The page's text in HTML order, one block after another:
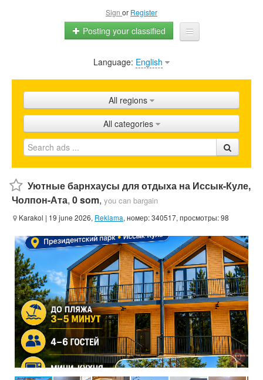
Sign or Register
Posting your classified
Home
Shops
Promotion
FAQ
Blog
Language: English
All regions
All categories
Уютные барнхаусы для отдыха на Иссык-Куле,
Чолпон-Ата, 0 som, you can bargain
Karakol | 19 june 2026, Reklama, номер: 340517, просмотры: 98